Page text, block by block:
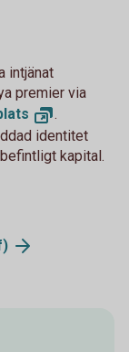
intjänat
premier via
.
identitet
kapital.